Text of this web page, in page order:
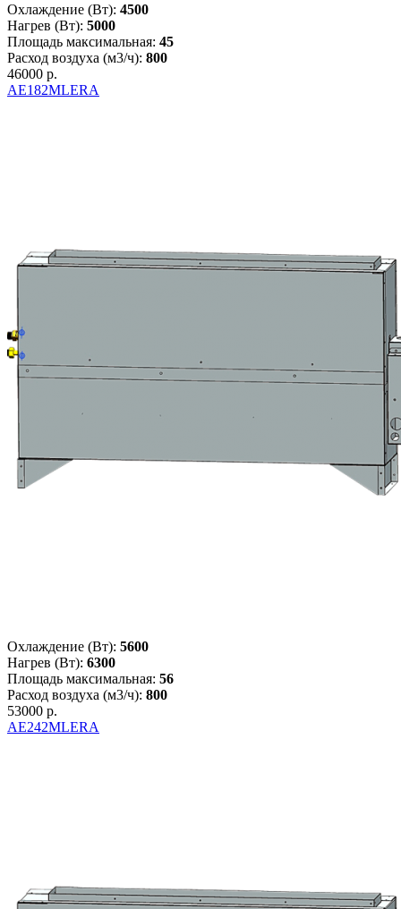
Охлаждение (Вт): 4500
Нагрев (Вт): 5000
Площадь максимальная: 45
Расход воздуха (м3/ч): 800
46000 р.
AE182MLERA
Охлаждение (Вт): 5600
Нагрев (Вт): 6300
Площадь максимальная: 56
Расход воздуха (м3/ч): 800
53000 р.
AE242MLERA